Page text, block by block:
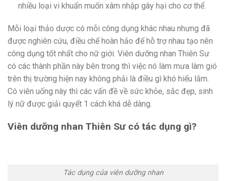
nhiều loại vi khuẩn muốn xâm nhập gây hại cho cơ thể.
Mỗi loại thảo dược có mỗi công dụng khác nhau nhưng đã
được nghiên cứu, điều chế hoàn hảo để hỗ trợ nhau tạo nên
công dụng tốt nhất cho nữ giới. Viên dưỡng nhan Thiên Sư
có các thành phần này bên trong thì việc nó làm mưa làm gió
trên thị trường hiện nay không phải là điều gì khó hiểu lắm.
Có viên uống này thì các vấn đề về sức khỏe, sắc đẹp, sinh
lý nữ được giải quyết 1 cách khá dễ dàng.
Viên dưỡng nhan Thiên Sư có tác dụng gì?
Tác dụng của viên dưỡng nhan